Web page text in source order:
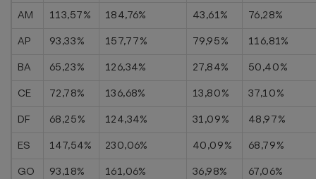
AM
113,57% 184,76% 43,61%
76,28%
AP
93,33% 157,77% 79,95%
116,81%
BA
65,23% 126,34% 27,84%
50,40%
CE
72,78% 136,68% 13,80%
37,10%
DF
68,25% 124,34% 31,09%
48,97%
ES
147,54% 230,06% 40,09%
68,79%
GO
93,18% 161,06% 36,98%
67,06%